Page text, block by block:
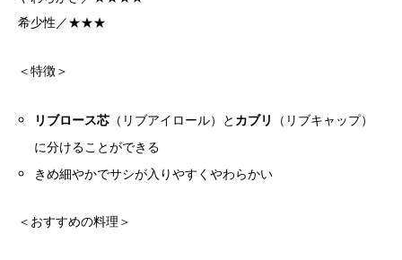
希少性／★★★
＜特徴＞
リブロース芯 （リブアイロール）と カブリ
（リブキャップ）
に分けることができる
きめ細やかでサシが入りやすくやわらかい
＜おすすめの料理＞